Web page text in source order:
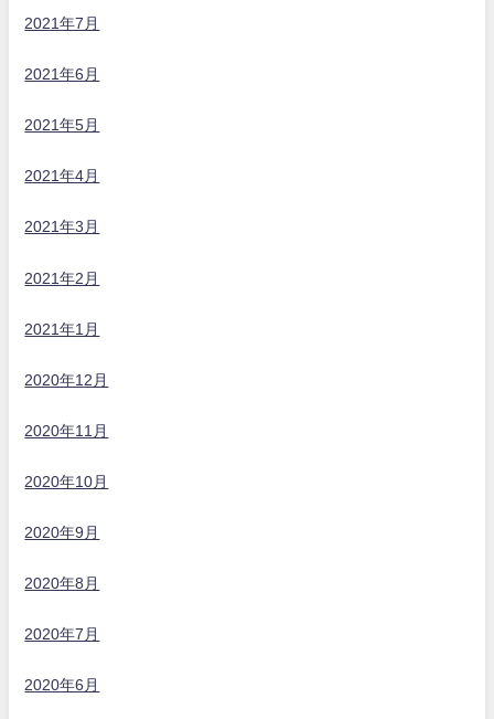
2021年7月
2021年6月
2021年5月
2021年4月
2021年3月
2021年2月
2021年1月
2020年12月
2020年11月
2020年10月
2020年9月
2020年8月
2020年7月
2020年6月